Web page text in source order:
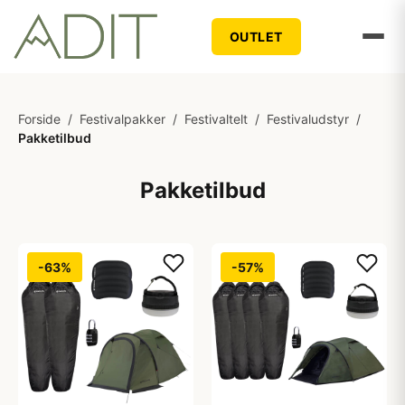
OUTLET
Forside / Festivalpakker / Festivaltelt / Festivaludstyr /
Pakketilbud
Pakketilbud
-63% -57%